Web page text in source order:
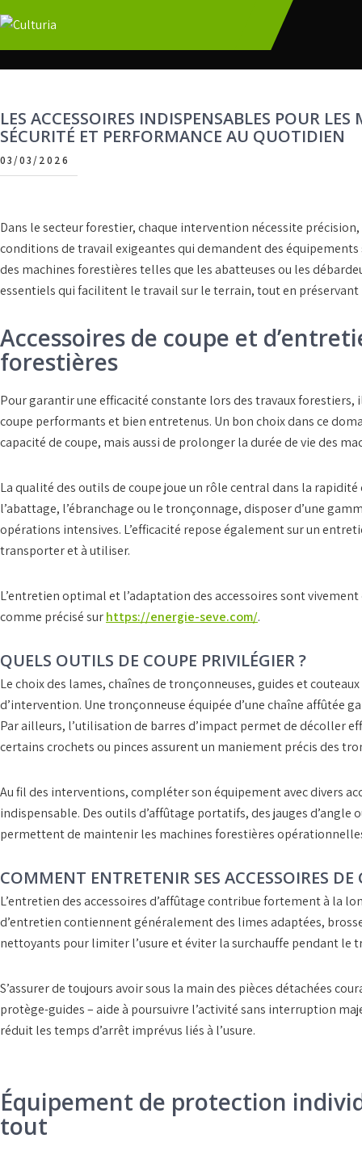
to
content
Culturia
LES ACCESSOIRES INDISPENSABLES POUR
SÉCURITÉ ET PERFORMANCE AU QUOTIDIEN
03/03/2026
Dans le secteur forestier, chaque intervention nécessite précision,
conditions de travail exigeantes qui demandent des
des machines forestièrestelles que les abatteuses ou les
essentielsqui facilitent le travail sur le terrain, tout en
Accessoires de coupe et
forestières
Pour garantir une efficacité constante lors des travaux
coupe performantset bien entretenus. Un bon choix dans ce
capacité de coupe, mais aussi de prolonger la durée de vie des
La qualité desoutils de coupejoue un rôle central dans la
l’abattage, l’ébranchage ou le tronçonnage, disposer d’une
opérations intensives. L’efficacité repose également sur un
transporter et à utiliser.
L’entretien optimal et l’adaptation des accessoires sont
comme précisé surhttps://energie-seve.com/.
QUELS OUTILS DE COUPE PRIVILÉGIER ?
Le choix des lames,chaînes de tronçonneuses, guides et
d’intervention. Une tronçonneuse équipée d’une chaîne affûtée
Par ailleurs, l’utilisation de barres d’impactpermet de décoller
certainscrochetsou pincesassurent un maniement précis des
Au fil des interventions, compléter son équipement avec divers
indispensable. Desoutils d’affûtage portatifs, desjauges d’angle
permettent de maintenir les machines forestières
COMMENT ENTRETENIR SES ACCESSOIRES DE
L’entretien desaccessoires d’affûtagecontribue fortement à la
d’entretiencontiennent généralement des limes adaptées,
nettoyants pour limiter l’usure et éviter la surchauffe pendant le
S’assurer de toujours avoir sous la main des pièces détachées
protège-guides – aide à poursuivre l’activité sans interruption
réduit les temps d’arrêt imprévus liés à l’usure.
Équipement de protection
tout